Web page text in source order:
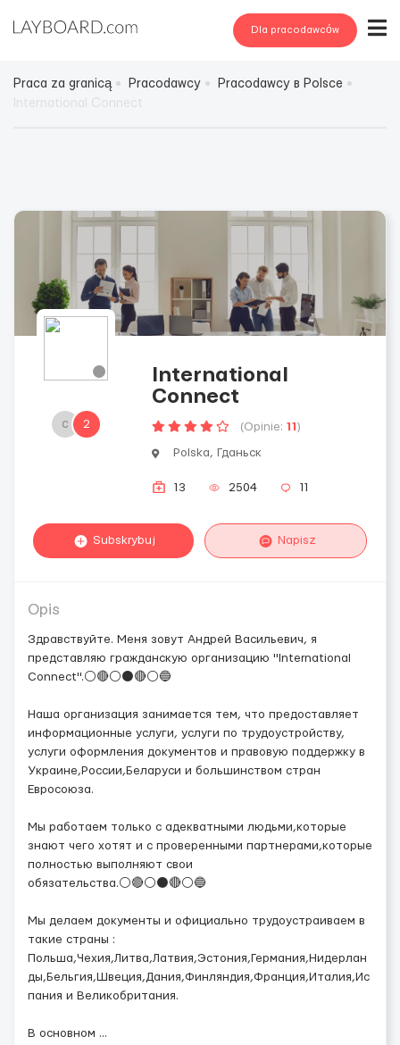
Dla pracodawców
Praca za granicą Pracodawcy
Pracodawcy в Polsce
с 2
International
Connect
(Opinie: 11 )
Polska, Гданьск
13 2504 11
Subskrybuj Napisz
Opis
Здравствуйте. Меня зовут Андрей Васильевич, я
представляю гражданскую организацию "International
Connect".⚪🔴⚪⚫🔴⚪🔵
Наша организация занимается тем, что предоставляет
информационные услуги, услуги по трудоустройству,
услуги оформления документов и правовую поддержку в
Украине,России,Беларуси и большинством стран
Евросоюза.
Мы работаем только с адекватными людьми,которые
знают чего хотят и с проверенными партнерами,которые
полностью выполняют свои
обязательства.⚪🔴⚪⚫🔴⚪🔵
Мы делаем документы и официально трудоустраиваем в
такие страны :
Польша,Чехия,Литва,Латвия,Эстония,Германия,Нидерлан
ды,Бельгия,Швеция,Дания,Финляндия,Франция,Италия,Ис
пания и Великобритания.
В основном ...